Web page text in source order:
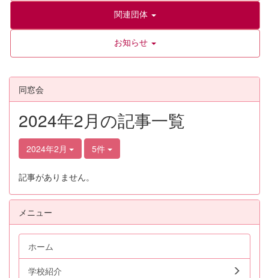
関連団体
お知らせ
同窓会
2024年2月の記事一覧
2024年2月 5件
記事がありません。
メニュー
ホーム
学校紹介